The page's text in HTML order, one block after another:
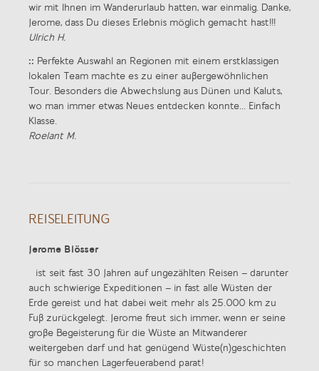
wir mit Ihnen im Wanderurlaub hatten, war einmalig. Danke,
Jerome, dass Du dieses Erlebnis möglich gemacht hast!!!
Ulrich H.
:: Perfekte Auswahl an Regionen mit einem erstklassigen
lokalen Team machte es zu einer außergewöhnlichen
Tour. Besonders die Abwechslung aus Dünen und Kaluts,
wo man immer etwas Neues entdecken konnte… Einfach
Klasse.
Roelant M.
REISELEITUNG
Jerome Blösser
ist seit fast 30 Jahren auf ungezählten Reisen – darunter
auch schwierige Expeditionen – in fast alle Wüsten der
Erde gereist und hat dabei weit mehr als 25.000 km zu
Fuß zurückgelegt. Jerome freut sich immer, wenn er seine
große Begeisterung für die Wüste an Mitwanderer
weitergeben darf und hat genügend Wüste(n)geschichten
für so manchen Lagerfeuerabend parat!